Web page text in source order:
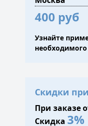
400 руб
Узнайте
Скидки
При заказе
Скидка 3%